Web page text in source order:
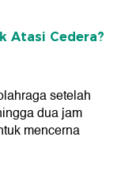
Atasi Cedera?
setelah
dua jam
mencerna